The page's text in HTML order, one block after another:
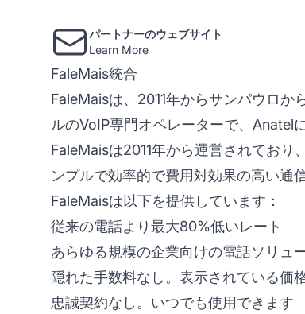
パートナーのウェブサイト
Learn More
FaleMais統合
FaleMaisは、2011年からサンパウロ
ルのVoIP専門オペレーターで、Anatel
FaleMaisは2011年から運営されてお
ンプルで効率的で費用対効果の高い通
FaleMaisは以下を提供しています：
従来の電話より最大80%低いレート
あらゆる規模の企業向けの電話ソリュ
隠れた手数料なし。表示されている価
忠誠契約なし。いつでも使用できます